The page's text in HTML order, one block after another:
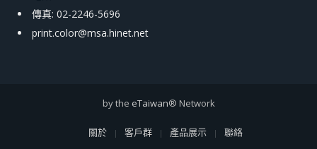
傳真: 02-2246-5696
print.color@msa.hinet.net
by the eTaiwan® Network
關於 客戶群 產品展示 聯絡